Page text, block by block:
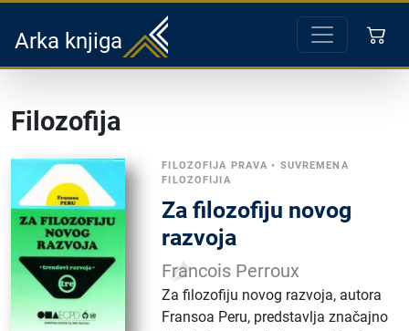
Arka knjiga
Filozofija
FILOZOFIJA PRAVA • SUVREMENA
FILOZOFIJIA
Za filozofiju novog
razvoja
Francois Perroux
Za filozofiju novog razvoja, autora
Fransoa Peru, predstavlja značajno